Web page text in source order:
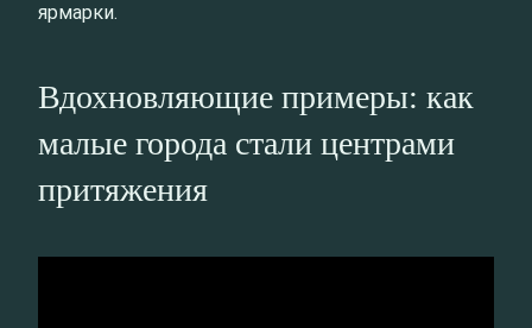
ярмарки.
Вдохновляющие примеры: как
малые города стали центрами
притяжения